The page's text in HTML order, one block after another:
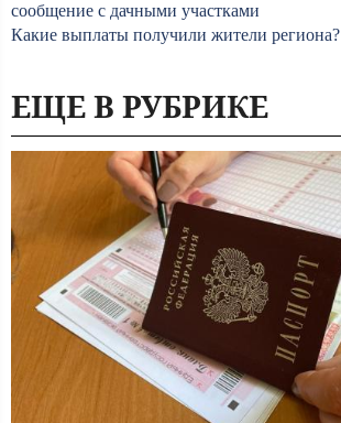
сообщение с дачными участками
Какие выплаты получили жители региона?
ЕЩЕ В РУБРИКЕ